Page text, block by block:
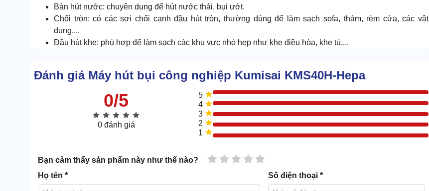
Bàn hút nước: chuyên dụng để hút nước thải, bụi ướt.
Chổi tròn: có các sợi chổi cạnh đầu hút tròn, thường dùng để làm sạch sofa, thảm, rèm cửa, các vật
dụng,...
Đầu hút khe: phù hợp để làm sạch các khu vực nhỏ hẹp như khe điều hòa, khe tủ,...
Đánh giá Máy hút bụi công nghiệp Kumisai KMS40H-Hepa
0/5
0 đánh giá
5
4
3
2
1
Bạn cảm thấy sản phẩm này như thế nào? 5 sao
4 sao
3 sao
2 sao
1 sao
Họ tên * Số điện thoại *